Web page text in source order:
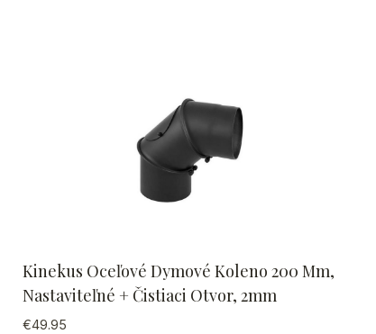
Kinekus Oceľové Dymové Koleno 200 Mm,
Nastaviteľné + Čistiaci Otvor, 2mm
€49.95